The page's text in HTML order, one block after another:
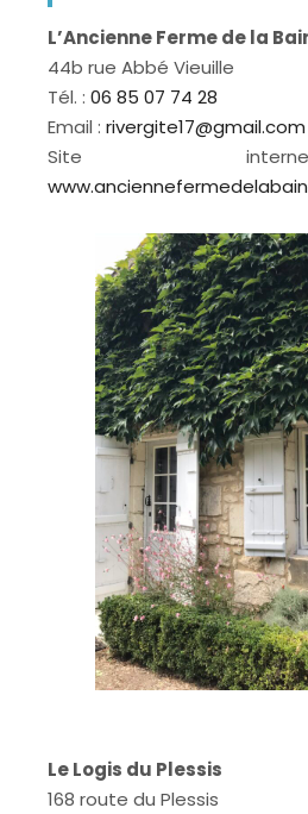
L’Ancienne Ferme de la
44b rue Abbé Vieuille
Tél. : 06 85 07 74 28
Email : rivergite17@gmail.com
Site
Le Logis du Plessis
168 route du Plessis